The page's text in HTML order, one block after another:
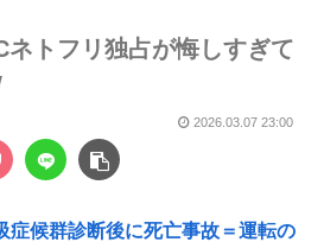
ネトフリ独占が悔しすぎて
2026.03.07 23:00
症候群診断後に死亡事故＝運転の